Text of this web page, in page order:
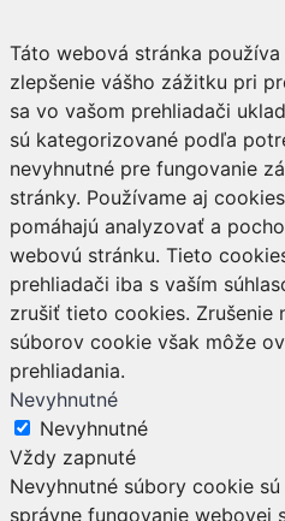
Táto webová stránka
zlepšenie vášho zážitku pri
sa vo vašom prehliadači
sú kategorizované podľa
nevyhnutné pre fungovanie
stránky. Používame aj
pomáhajú analyzovať a
webovú stránku. Tieto
prehliadači iba s vaším
zrušiť tieto cookies. Zrušenie
súborov cookie však môže
prehliadania.
Nevyhnutné
Nevyhnutné
Vždy zapnuté
Nevyhnutné súbory cookie
správne fungovanie webovej